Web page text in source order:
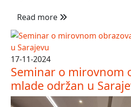
Read more
17-11-2024
Seminar o mirovnom
mlade održan u